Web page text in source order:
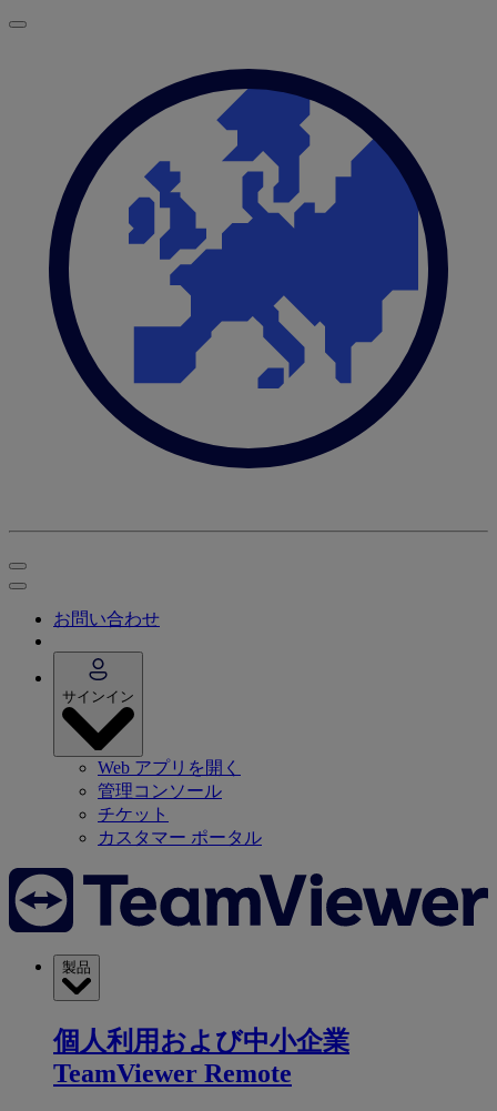
お問い合わせ
サインイン
Web アプリを開く
管理コンソール
チケット
カスタマー ポータル
製品
個人利用および中小企業
TeamViewer Remote